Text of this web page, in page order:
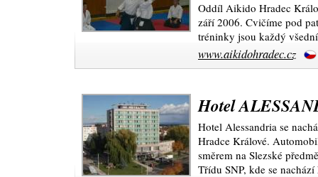
Oddíl Aikido Hradec
září 2006. Cvičíme pod
tréninky jsou každý
www.aikidohradec.cz
Hotel
Hotel Alessandria se
Hradce Králové.
směrem na Slezské
Třídu SNP, kde se